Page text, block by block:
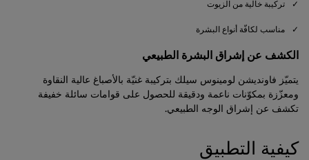
تركيبة خالية من الزيوت
مناسب لكافّة أنواع البشرة
الكشف عن إشراق البشرة الطبيعي
يتميّز فاونديشن لومينوس سيلك بتركيبة غنيّة بالأصباغ عالية النقاوة
ومعزّزة بمكوّنات ناعمة ودقيقة للحصول على قوامات سائلة خفيفة
تكشف عن إشراق الوجه الطبيعي.
كيفية التطبيق